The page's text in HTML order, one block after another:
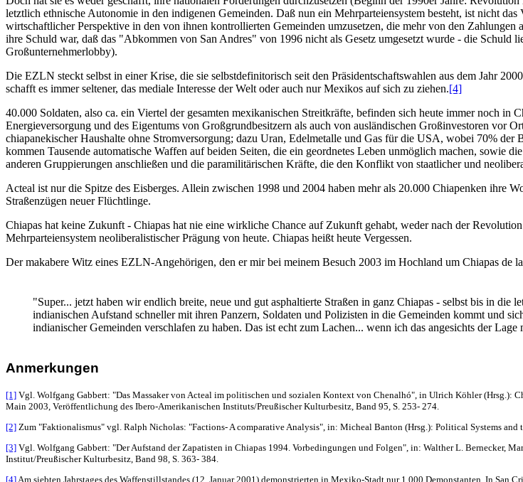
letztlich ethnische Autonomie in den indigenen Gemeinden. Daß nun ein Mehrparteiensystem besteht, ist nicht
wirtschaftlicher Perspektive in den von ihnen kontrollierten Gemeinden umzusetzen, die mehr von den
ihre Schuld war, daß das "Abkommen von San Andres" von 1996 nicht als Gesetz umgesetzt wurde - die Schuld
Großunternehmerlobby).
Die EZLN steckt selbst in einer Krise, die sie selbstdefinitorisch seit den Präsidentschaftswahlen aus dem Jahr
schafft es immer seltener, das mediale Interesse der Welt oder auch nur Mexikos auf sich zu ziehen.[4]
40.000 Soldaten, also ca. ein Viertel der gesamten mexikanischen Streitkräfte, befinden sich heute immer noch
Energieversorgung und des Eigentums von Großgrundbesitzern als auch von ausländischen Großinvestoren vor
chiapanekischer Haushalte ohne Stromversorgung; dazu Uran, Edelmetalle und Gas für die USA, wobei 70% der
kommen Tausende automatische Waffen auf beiden Seiten, die ein geordnetes Leben unmöglich machen, sowie
anderen Gruppierungen anschließen und die paramilitärischen Kräfte, die den Konflikt von staatlicher und
Acteal ist nur die Spitze des Eisberges. Allein zwischen 1998 und 2004 haben mehr als 20.000 Chiapenken ihre
Straßenzügen neuer Flüchtlinge.
Chiapas hat keine Zukunft - Chiapas hat nie eine wirkliche Chance auf Zukunft gehabt, weder nach der
Mehrparteiensystem neoliberalistischer Prägung von heute. Chiapas heißt heute Vergessen.
Der makabere Witz eines EZLN-Angehörigen, den er mir bei meinem Besuch 2003 im Hochland um Chiapas de
"Super... jetzt haben wir endlich breite, neue und gut asphaltierte Straßen in ganz Chiapas - selbst bis in
indianischen Aufstand schneller mit ihren Panzern, Soldaten und Polizisten in die Gemeinden kommt und
indianischer Gemeinden verschlafen zu haben. Das ist echt zum Lachen... wenn ich das angesichts der
Anmerkungen
[1] Vgl. Wolfgang Gabbert: "Das Massaker von Acteal im politischen und sozialen Kontext von Chenalhó", in Ulrich Köhler
Main 2003, Veröffentlichung des Ibero-Amerikanischen Instituts/Preußischer Kulturbesitz, Band 95, S. 253- 274.
[2] Zum "Faktionalismus" vgl. Ralph Nicholas: "Factions- A comparative Analysis", in: Micheal Banton (Hrsg.): Political Systems
[3] Vgl. Wolfgang Gabbert: "Der Aufstand der Zapatisten in Chiapas 1994. Vorbedingungen und Folgen", in: Walther L. Bernecker,
Institut/Preußischer Kulturbesitz, Band 98, S. 363- 384.
[4] Am siebten Jahrstages des Waffenstillstandes (12. Januar 2001) demonstrierten in Mexiko-Stadt nur 1.000 Demonstanten. In San